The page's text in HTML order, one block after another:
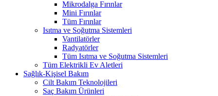
Mikrodalga Fırınlar
Mini Fırınlar
Tüm Fırınlar
Isıtma ve Soğutma Sistemleri
Vantilatörler
Radyatörler
Tüm Isıtma ve Soğutma Sistemleri
Tüm Elektrikli Ev Aletleri
Sağlık-Kişisel Bakım
Cilt Bakım Teknolojileri
Saç Bakım Ürünleri